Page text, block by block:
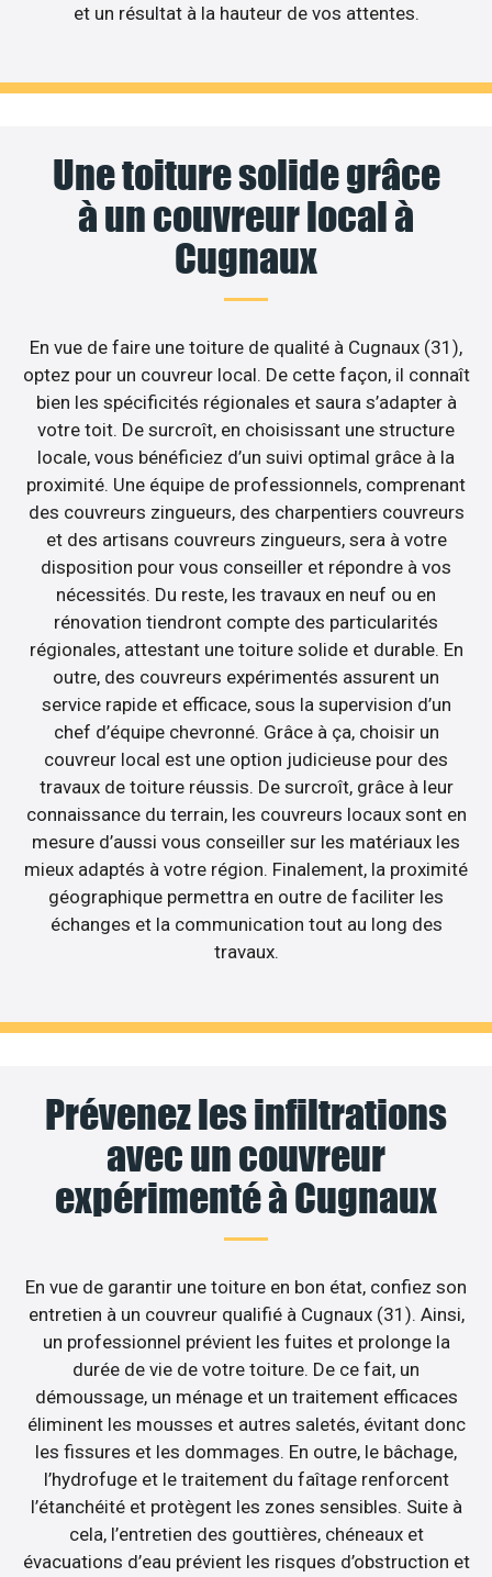
et un résultat à la hauteur de vos attentes.
Une toiture solide grâce
à un couvreur local à
Cugnaux
En vue de faire une toiture de qualité à Cugnaux (31),
optez pour un couvreur local. De cette façon, il connaît
bien les spécificités régionales et saura s’adapter à
votre toit. De surcroît, en choisissant une structure
locale, vous bénéficiez d’un suivi optimal grâce à la
proximité. Une équipe de professionnels, comprenant
des couvreurs zingueurs, des charpentiers couvreurs
et des artisans couvreurs zingueurs, sera à votre
disposition pour vous conseiller et répondre à vos
nécessités. Du reste, les travaux en neuf ou en
rénovation tiendront compte des particularités
régionales, attestant une toiture solide et durable. En
outre, des couvreurs expérimentés assurent un
service rapide et efficace, sous la supervision d’un
chef d’équipe chevronné. Grâce à ça, choisir un
couvreur local est une option judicieuse pour des
travaux de toiture réussis. De surcroît, grâce à leur
connaissance du terrain, les couvreurs locaux sont en
mesure d’aussi vous conseiller sur les matériaux les
mieux adaptés à votre région. Finalement, la proximité
géographique permettra en outre de faciliter les
échanges et la communication tout au long des
travaux.
Prévenez les infiltrations
avec un couvreur
expérimenté à Cugnaux
En vue de garantir une toiture en bon état, confiez son
entretien à un couvreur qualifié à Cugnaux (31). Ainsi,
un professionnel prévient les fuites et prolonge la
durée de vie de votre toiture. De ce fait, un
démoussage, un ménage et un traitement efficaces
éliminent les mousses et autres saletés, évitant donc
les fissures et les dommages. En outre, le bâchage,
l’hydrofuge et le traitement du faîtage renforcent
l’étanchéité et protègent les zones sensibles. Suite à
cela, l’entretien des gouttières, chéneaux et
évacuations d’eau prévient les risques d’obstruction et